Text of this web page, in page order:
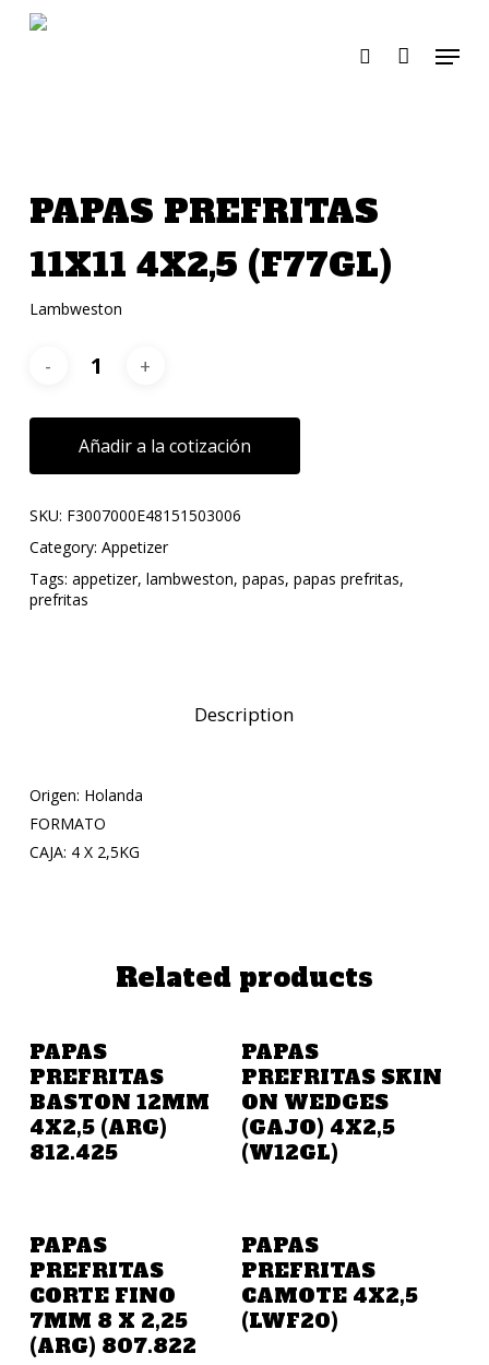
search Menu
PAPAS PREFRITAS
11X11 4X2,5 (F77GL)
Lambweston
Añadir a la cotización
SKU: F3007000E48151503006
Category: Appetizer
Tags: appetizer, lambweston, papas, papas prefritas,
prefritas
Description
Origen: Holanda
FORMATO
CAJA: 4 X 2,5KG
Related products
Añadir A La Cotización
PAPAS
PREFRITAS
BASTON 12MM
4X2,5 (ARG)
812.425
Añadir A La Cotización
PAPAS
PREFRITAS SKIN
ON WEDGES
(GAJO) 4X2,5
(W12GL)
Añadir A La Cotización
PAPAS
PREFRITAS
CORTE FINO
7MM 8 X 2,25
(ARG) 807.822
Añadir A La Cotización
PAPAS
PREFRITAS
CAMOTE 4X2,5
(LWF20)